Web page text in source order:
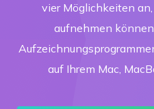
vier Möglichkeiten
aufnehmen
auf Ihrem Mac,